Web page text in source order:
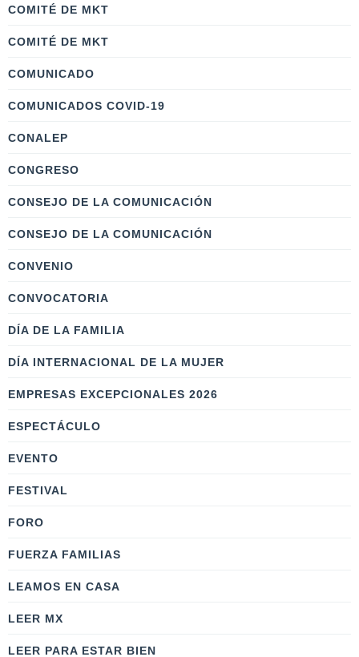
COMITÉ DE MKT
COMITÉ DE MKT
COMUNICADO
COMUNICADOS COVID-19
CONALEP
CONGRESO
CONSEJO DE LA COMUNICACIÓN
CONSEJO DE LA COMUNICACIÓN
CONVENIO
CONVOCATORIA
DÍA DE LA FAMILIA
DÍA INTERNACIONAL DE LA MUJER
EMPRESAS EXCEPCIONALES 2026
ESPECTÁCULO
EVENTO
FESTIVAL
FORO
FUERZA FAMILIAS
LEAMOS EN CASA
LEER MX
LEER PARA ESTAR BIEN